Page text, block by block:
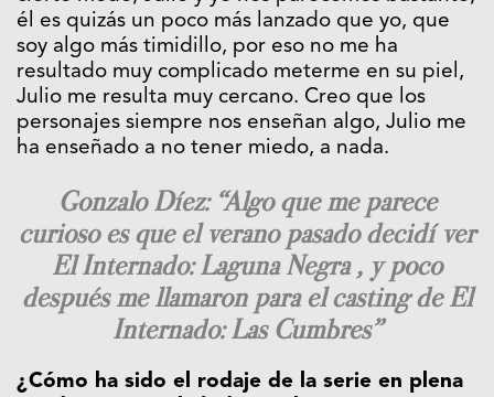
él es quizás un poco más lanzado que yo, que
soy algo más timidillo, por eso no me ha
resultado muy complicado meterme en su piel,
Julio me resulta muy cercano. Creo que los
personajes siempre nos enseñan algo, Julio me
ha enseñado a no tener miedo, a nada.
Gonzalo Díez: “Algo que me parece
curioso es que el verano pasado decidí ver
El Internado: Laguna Negra , y poco
después me llamaron para el casting de El
Internado: Las Cumbres”
¿Cómo ha sido el rodaje de la serie en plena